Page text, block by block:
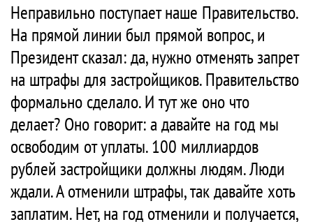
Неправильно поступает наше Правительство.
На прямой линии был прямой вопрос, и
Президент сказал: да, нужно отменять запрет
на штрафы для застройщиков. Правительство
формально сделало. И тут же оно что
делает? Оно говорит: а давайте на год мы
освободим от уплаты. 100 миллиардов
рублей застройщики должны людям. Люди
ждали. А отменили штрафы, так давайте хоть
заплатим. Нет, на год отменили и получается,